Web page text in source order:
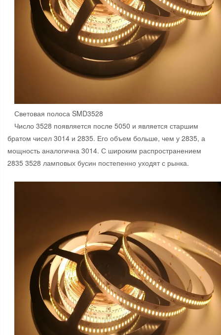
Световая полоса SMD3528
Число 3528 появляется после 5050 и является старшим
братом чисел 3014 и 2835. Его объем больше, чем у 2835, а
мощность аналогична 3014. С широким распространением
2835 3528 ламповых бусин постепенно уходят с рынка.